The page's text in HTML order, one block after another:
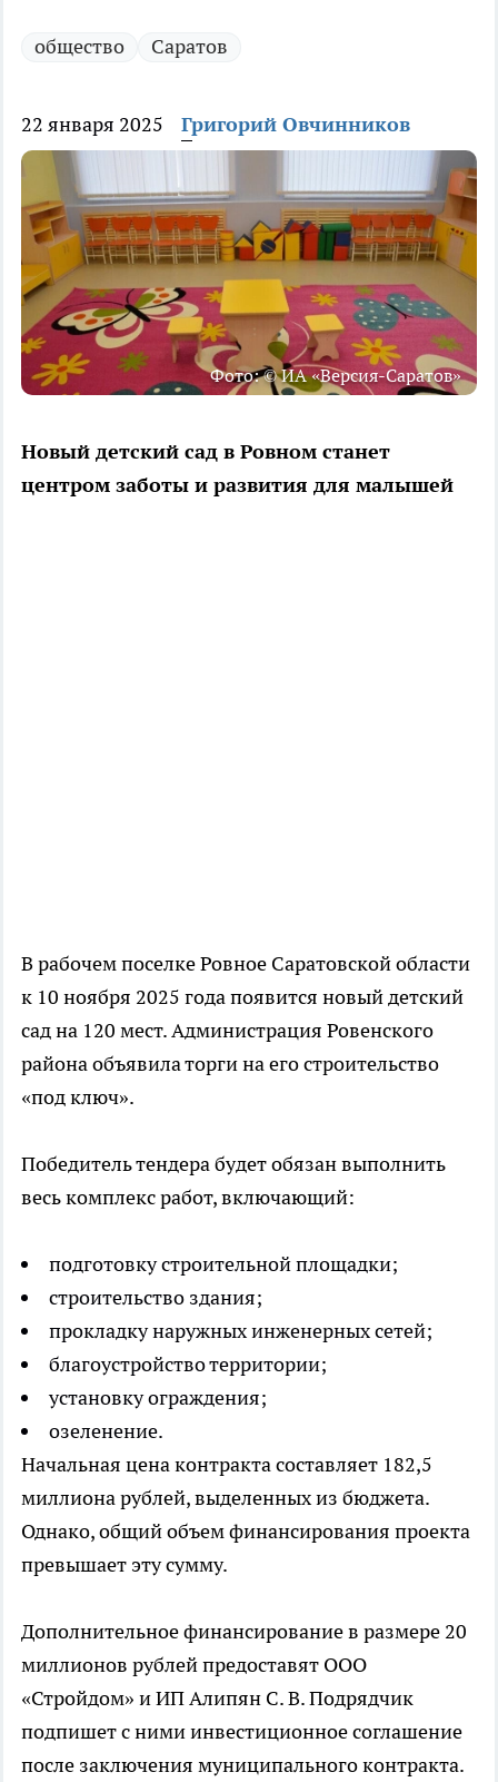
общество Саратов
22 января 2025 Григорий Овчинников
Фото: © ИА «Версия-Саратов»
Новый детский сад в Ровном станет
центром заботы и развития для малышей
В рабочем поселке Ровное Саратовской области
к 10 ноября 2025 года появится новый детский
сад на 120 мест. Администрация Ровенского
района объявила торги на его строительство
«под ключ».
Победитель тендера будет обязан выполнить
весь комплекс работ, включающий:
подготовку строительной площадки;
строительство здания;
прокладку наружных инженерных сетей;
благоустройство территории;
установку ограждения;
озеленение.
Начальная цена контракта составляет 182,5
миллиона рублей, выделенных из бюджета.
Однако, общий объем финансирования проекта
превышает эту сумму.
Дополнительное финансирование в размере 20
миллионов рублей предоставят ООО
«Стройдом» и ИП Алипян С. В. Подрядчик
подпишет с ними инвестиционное соглашение
после заключения муниципального контракта.